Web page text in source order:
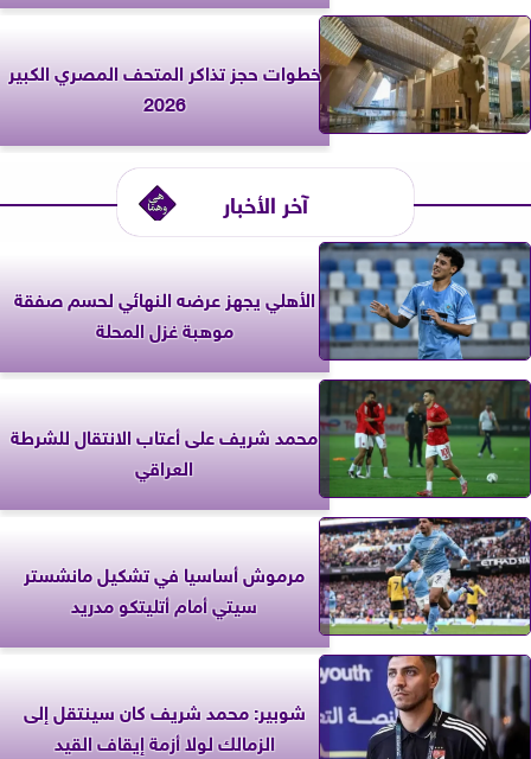
خطوات حجز تذاكر المتحف المصري الكبير
2026
آخر الأخبار
الأهلي يجهز عرضه النهائي لحسم صفقة
موهبة غزل المحلة
محمد شريف على أعتاب الانتقال للشرطة
العراقي
مرموش أساسيا في تشكيل مانشستر
سيتي أمام أتليتكو مدريد
شوبير: محمد شريف كان سينتقل إلى
الزمالك لولا أزمة إيقاف القيد